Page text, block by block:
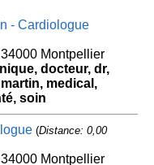
- Cardiologue
Montpellier
docteur, dr,
medical,
soin
(Distance: 0,00
Montpellier